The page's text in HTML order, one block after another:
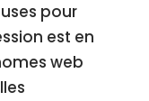
pour
est en
web